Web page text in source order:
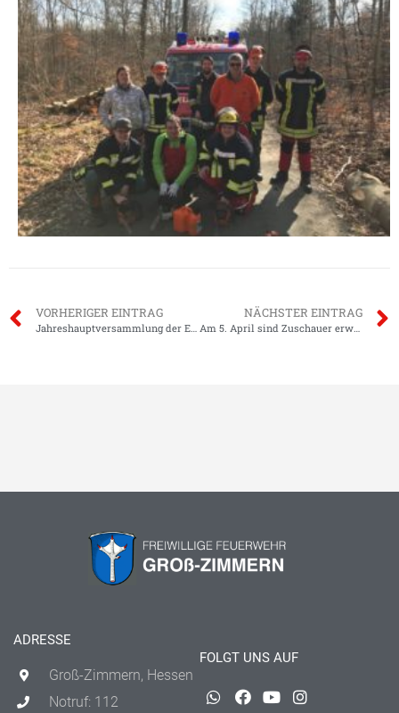
VORHERIGER EINTRAG
Jahreshauptversammlung der Einsatzabteilung
NÄCHSTER EINTRAG
Am 5. April sind Zuschauer erwünscht!
ADRESSE
Groß-Zimmern, Hessen
Notruf: 112
FOLGT UNS AUF